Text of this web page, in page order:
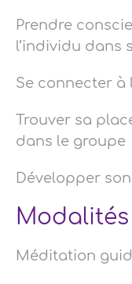
Prendre
l’individu dans
Se connecter à
Trouver sa
dans le groupe
Développer
Modalités
Méditation